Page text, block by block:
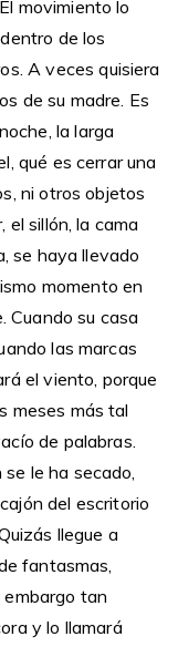
movimiento lo
de los
A veces quisiera
de su madre. Es
la larga
qué es cerrar una
ni otros objetos
el sillón, la cama
se haya llevado
momento en
Cuando su casa
las marcas
el viento, porque
meses más tal
de palabras.
le ha secado,
del escritorio
llegue a
fantasmas,
tan
y lo llamará